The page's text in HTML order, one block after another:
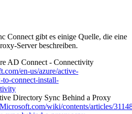
Connect gibt es einige Quelle, die eine
Server beschreiben.
AD Connect - Connectivity
en-us/azure/active-
connect-install-
Directory Sync Behind a Proxy
wiki/contents/articles/